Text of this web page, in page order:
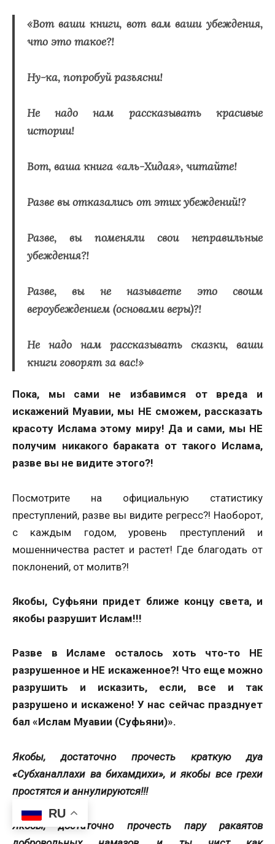
RU
«Вот ваши книги, вот вам ваши убеждения,
что это такое?!
Ну-ка, попробуй разъясни!
Не надо нам рассказывать красивые
истории!
Вот, ваша книга «аль-Хидая», читайте!
Разве вы отказались от этих убеждений!?
Разве, вы поменяли свои неправильные
убеждения?!
Разве, вы не называете это своим
вероубеждением (основами веры)?!
Не надо нам рассказывать сказки, ваши
книги говорят за вас!»
Пока, мы сами не избавимся от вреда и
искажений Муавии, мы НЕ сможем, рассказать
красоту Ислама этому миру! Да и сами, мы НЕ
получим никакого бараката от такого Ислама,
разве вы не видите этого?!
Посмотрите на официальную статистику
преступлений, разве вы видите регресс?! Наоборот,
с каждым годом, уровень преступлений и
мошенничества растет и растет! Где благодать от
поклонений, от молитв?!
Якобы, Суфьяни придет ближе концу света, и
якобы разрушит Ислам!!!
Разве в Исламе осталось хоть что-то НЕ
разрушенное и НЕ искаженное?! Что еще можно
разрушить и исказить, если, все и так
разрушено и искажено! У нас сейчас празднует
бал «Ислам Муавии (Суфьяни)».
Якобы, достаточно прочесть краткую дуа
«Субханаллахи ва бихамдихи», и якобы все грехи
простятся и аннулируются!!!
Якобы, достаточно прочесть пару ракаятов